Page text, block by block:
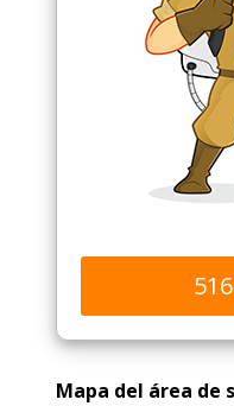
Mapa del área de